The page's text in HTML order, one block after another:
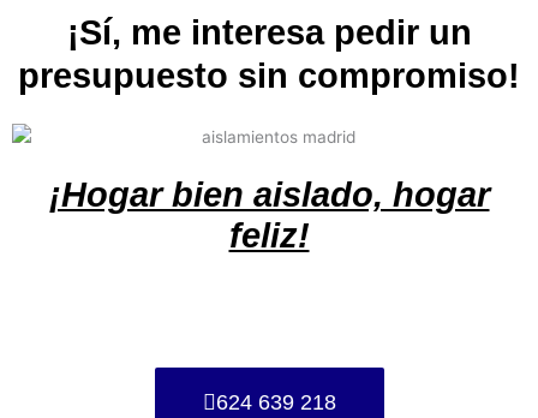
¡Sí, me interesa pedir un
presupuesto sin compromiso!
¡Hogar bien aislado, hogar
feliz!
624 639 218